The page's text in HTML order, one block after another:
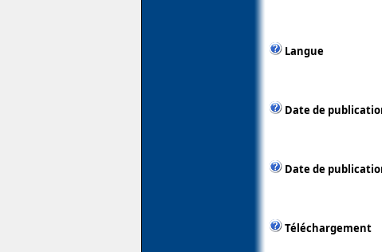
Langue
Date de
Date de
Téléchargement